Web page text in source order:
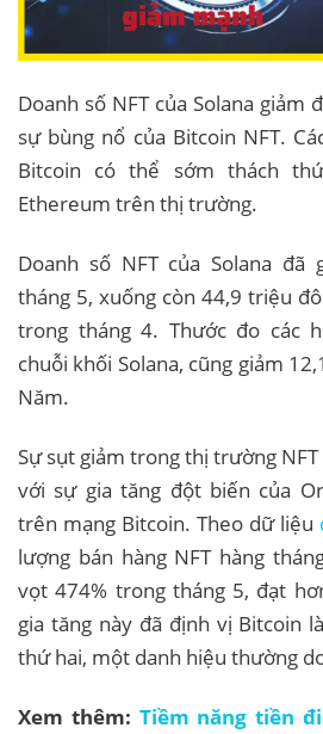
Doanh số NFT của Solana giảm
sự bùng nổ của Bitcoin NFT.
Bitcoin có thể sớm thách
Ethereum trên thị trường.
Doanh số NFT của Solana đã
tháng 5, xuống còn 44,9 triệu
trong tháng 4. Thước đo các
chuỗi khối Solana, cũng giảm
Năm.
Sự sụt giảm trong thị trường
với sự gia tăng đột biến của
trên mạng Bitcoin. Theo dữ liệu
lượng bán hàng NFT hàng
vọt 474% trong tháng 5, đạt
gia tăng này đã định vị Bitcoin
thứ hai, một danh hiệu thường
Xem thêm: Tiềm năng tiền